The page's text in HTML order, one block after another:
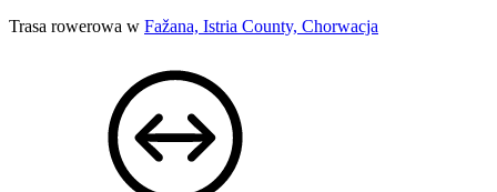
Trasa rowerowa w Fažana, Istria County, Chorwacja